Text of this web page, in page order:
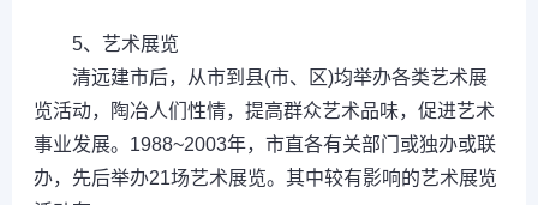
5、艺术展览
清远建市后，从市到县(市、区)均举办各类艺术展
览活动，陶冶人们性情，提高群众艺术品味，促进艺术
事业发展。1988~2003年，市直各有关部门或独办或联
办，先后举办21场艺术展览。其中较有影响的艺术展览